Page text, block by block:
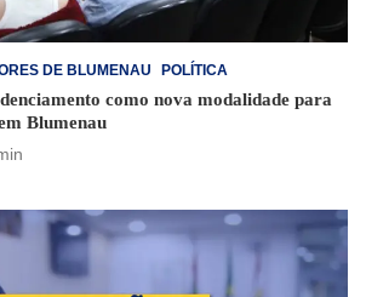
DE BLUMENAU POLÍTICA
como nova modalidade para
Blumenau